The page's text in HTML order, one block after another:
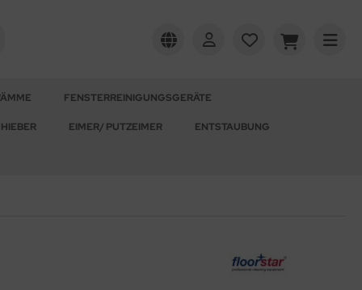
FENSTERREINIGUNGSGERÄTE
EIMER/ PUTZEIMER ENTSTAUBUNG